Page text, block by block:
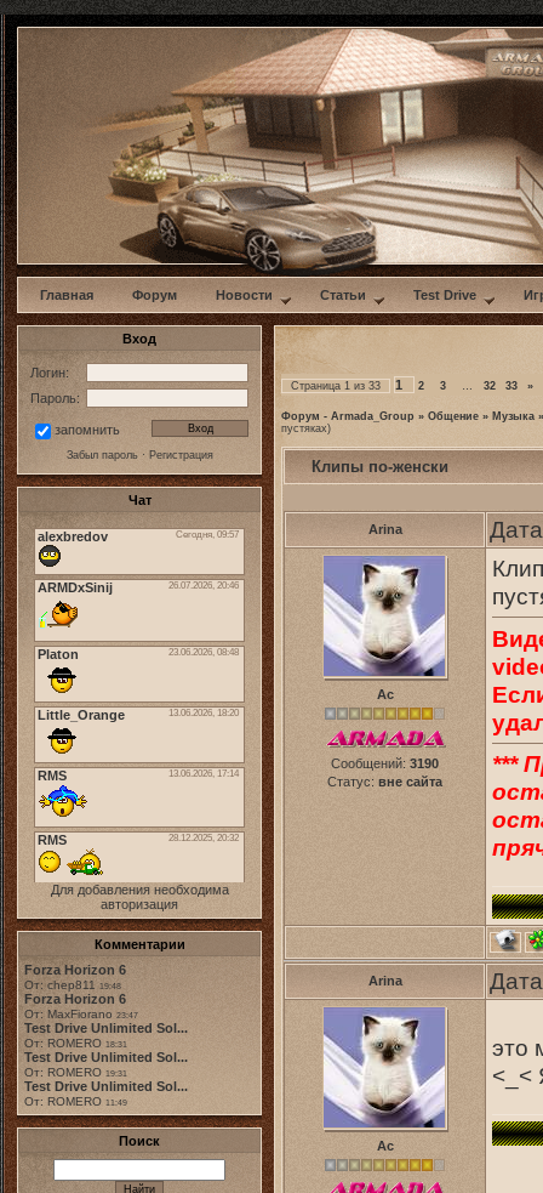
w
Главная Форум Новости Статьи Test Drive
Вход
Логин:
Пароль:
запомнить
Забыл пароль· Регистрация
Чат
Для добавления необходима
авторизация
Комментарии
Forza Horizon 6
От: chep811 19:48
Forza Horizon 6
От: MaxFiorano 23:47
Test Drive Unlimited Sol...
От: ROMERO 18:31
Test Drive Unlimited Sol...
От: ROMERO 19:31
Test Drive Unlimited Sol...
От: ROMERO 11:49
Поиск
Страница 1 из 33 1 2 3 … 32 33 »
Форум - Armada_Group » Общение » Музыка »
пустяках)
Клипы по-женски
Arina
Ас
Сообщений: 3190
Статус: вне сайта
***
Arina
Ас
это
<_<